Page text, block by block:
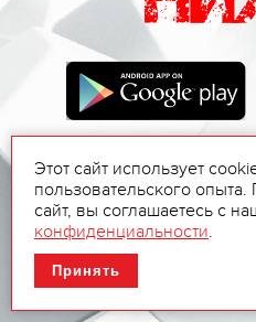
Этот сайт использует
пользовательского
сайт, вы соглашаетесь с
конфиденциальности.
Принять